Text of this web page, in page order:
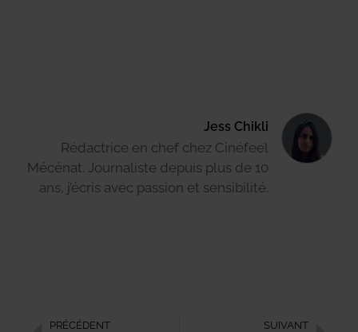
Jess Chikli
Rédactrice en chef chez Cinéfeel
Mécénat. Journaliste depuis plus de 10
ans, j’écris avec passion et sensibilité.
PRÉCÉDENT SUIVANT